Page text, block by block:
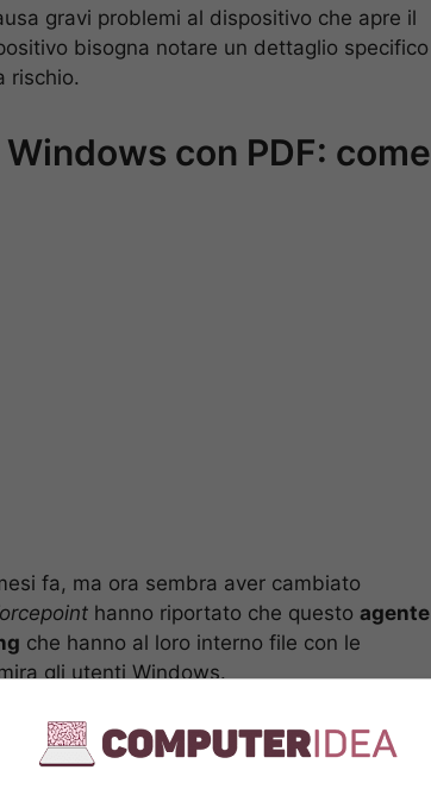
gravi problemi al dispositivo che apre il
bisogna notare un dettaglio specifico
rischio.
con PDF: come
fa, ma ora sembra aver cambiato
hanno riportato che questo agente
che hanno al loro interno file con le
gli utenti Windows.